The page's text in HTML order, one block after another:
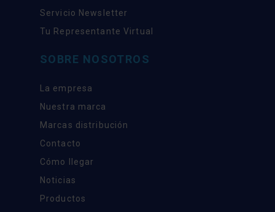
Servicio Newsletter
Tu Representante Virtual
SOBRE NOSOTROS
La empresa
Nuestra marca
Marcas distribución
Contacto
Cómo llegar
Noticias
Productos